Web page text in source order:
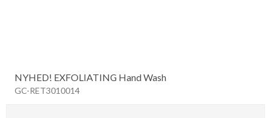
NYHED! EXFOLIATING Hand Wash
GC-RET3010014